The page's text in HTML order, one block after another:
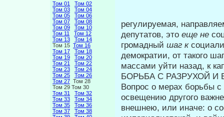
Том 01
Том 02
Том 03
Том 04
Том 05
Том 06
Том 07
Том 08
Том 09
Том 10
Том 11
Том 12
Том 13
Том 14
Том 15 Том 16
Том 17
Том 18
Том 19
Том 20
Том 21
Том 22
Том 23
Том 24
Том 25
Том 26
Том 27 Том 28
Том 29 Том 30
Том 31
Том 32
Том 33
Том 34
Том 35
Том 36
Том 37
Том 38
регулируемая,
депутатов, это еще не
громадный шаг к
демократии, от такого
массами уйти назад, к
БОРЬБА С РАЗРУХОЙ И
Вопрос о мерах борьбы
освещению другого
внешнею, или иначе: о